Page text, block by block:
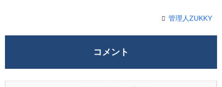
管理人ZUKKY
コメント